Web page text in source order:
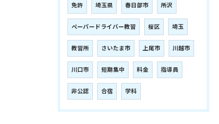
免許 埼玉県 春日部市 所沢
ペーパードライバー教習 桜区 埼玉
教習所 さいたま市 上尾市 川越市
川口市 短期集中 料金 指導員
非公認 合宿 学科